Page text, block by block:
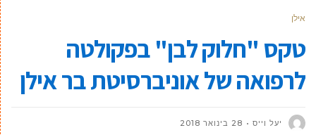
אילן
טקס "חלוק לבן" בפקולטה
לרפואה של אוניברסיטת בר אילן
יעל וייס 28 בינואר 2018